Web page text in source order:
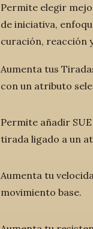
Permite elegir
de iniciativa,
curación, reacción
Aumenta tus
con un atributo
Permite añadir
tirada ligado a un
Aumenta tu
movimiento base.